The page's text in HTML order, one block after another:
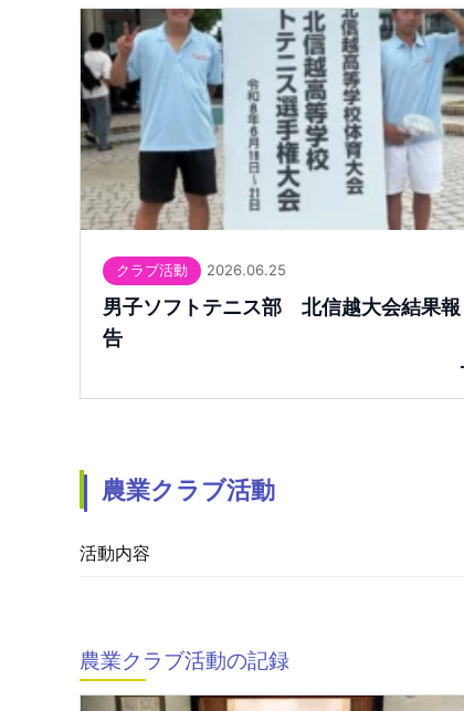
クラブ活動 2026.06.25
男子ソフトテニス部 北信越大会結果報
告
農業クラブ活動
活動内容
農業クラブ活動の記録